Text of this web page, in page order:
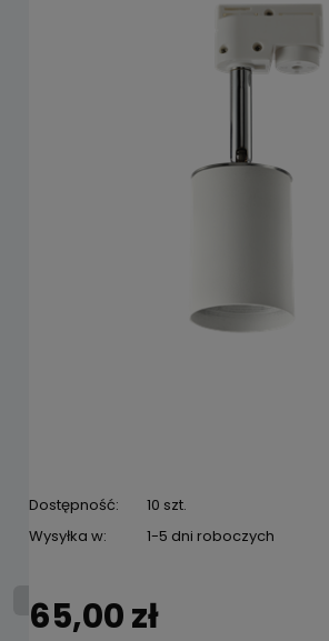
Dostępność:
10 szt.
Wysyłka w:
1-5 dni roboczych
65,00 zł